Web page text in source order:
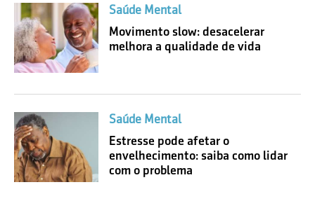
Saúde Mental
Movimento slow: desacelerar
melhora a qualidade de vida
Saúde Mental
Estresse pode afetar o
envelhecimento: saiba como lidar
com o problema